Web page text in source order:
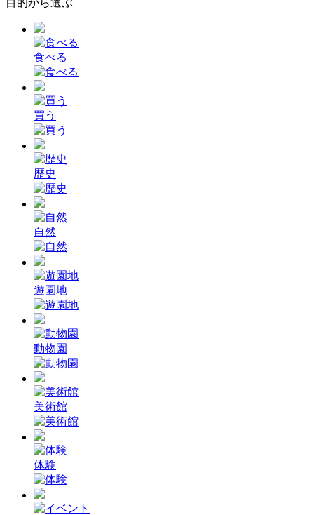
目的から選ぶ
食べる
買う
歴史
自然
遊園地
動物園
美術館
体験